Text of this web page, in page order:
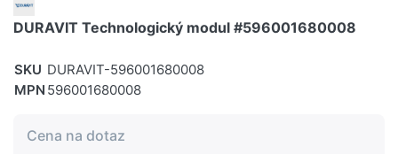
DURAVIT Technologický modul #596001680008
SKU DURAVIT-596001680008
MPN 596001680008
Cena na dotaz